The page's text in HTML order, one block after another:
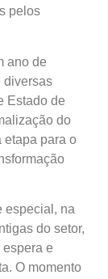
pelos
ano de
diversas
Estado de
do
etapa para o
especial, na
do setor,
e
O momento